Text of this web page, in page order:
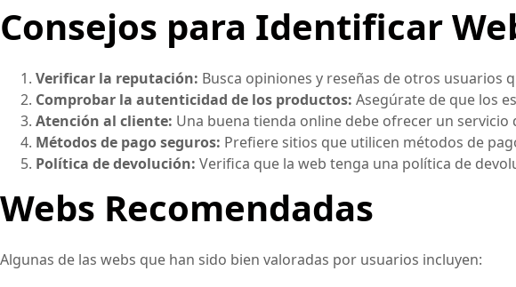
Consejos para Identificar
Verificar la reputación: Busca opiniones y reseñas de otros usuarios
Comprobar la autenticidad de los productos: Asegúrate de que los
Atención al cliente: Una buena tienda online debe ofrecer un servicio
Métodos de pago seguros: Prefiere sitios que utilicen métodos de
Política de devolución: Verifica que la web tenga una política de
Webs Recomendadas
Algunas de las webs que han sido bien valoradas por usuarios incluyen: